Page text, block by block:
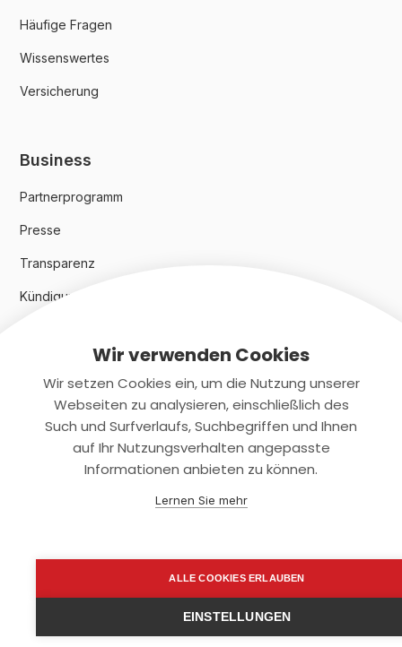
Häufige Fragen
Wissenswertes
Versicherung
Business
Partnerprogramm
Presse
Transparenz
Kündigungsindex 2024
Rechtliches
Datenschutz
support@smartkuendigen.de
Wir verwenden Cookies
Wir setzen Cookies ein, um die Nutzung unserer
Webseiten zu analysieren, einschließlich des
Such und Surfverlaufs, Suchbegriffen und Ihnen
auf Ihr Nutzungsverhalten angepasste
Informationen anbieten zu können.
Lernen Sie mehr
ALLE COOKIES ERLAUBEN
EINSTELLUNGEN